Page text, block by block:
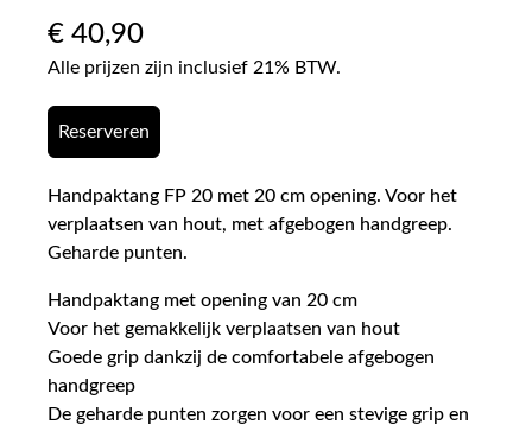
€ 40,90
Alle prijzen zijn inclusief 21% BTW.
Reserveren
Handpaktang FP 20 met 20 cm opening. Voor het
verplaatsen van hout, met afgebogen handgreep.
Geharde punten.
Handpaktang met opening van 20 cm
Voor het gemakkelijk verplaatsen van hout
Goede grip dankzij de comfortabele afgebogen
handgreep
De geharde punten zorgen voor een stevige grip en